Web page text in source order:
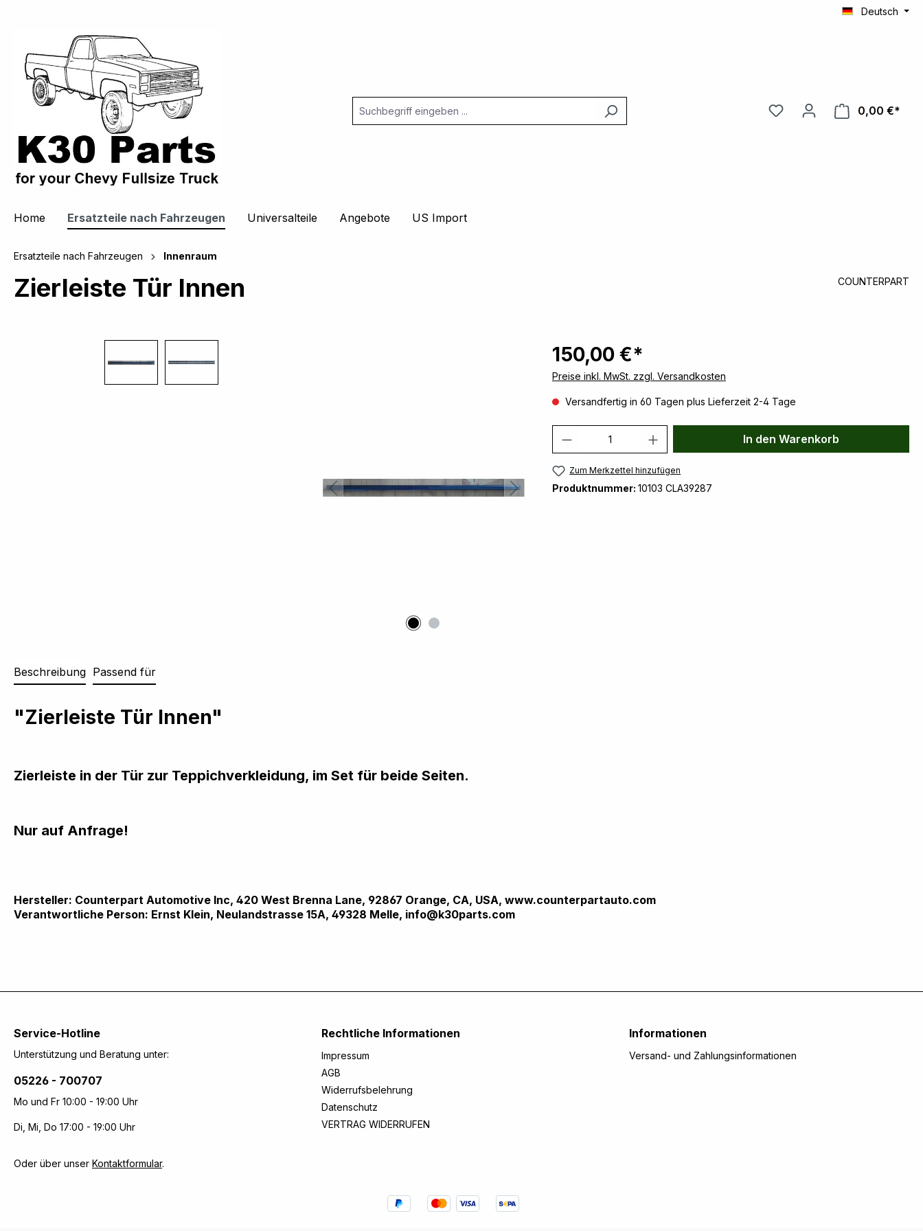
Deutsch
0,00 €*
Home Ersatzteile nach Fahrzeugen Universalteile Angebote US Import
Ersatzteile nach Fahrzeugen Innenraum
Zierleiste Tür Innen COUNTERPART
150,00 €*
Preise inkl. MwSt. zzgl. Versandkosten
Versandfertig in 60 Tagen plus Lieferzeit 2-4 Tage
Produkt Anzahl: Gib den gewünschten Wert
In den Warenkorb
Zum Merkzettel hinzufügen
Produktnummer: 10103 CLA39287
Beschreibung Passend für
"Zierleiste Tür Innen"
Zierleiste in der Tür zur Teppichverkleidung, im Set für beide Seiten.
Nur auf Anfrage!
Hersteller: Counterpart Automotive Inc, 420 West Brenna Lane, 92867 Orange, CA, USA, www.counterpartauto.com
Verantwortliche Person: Ernst Klein, Neulandstrasse 15A, 49328 Melle, info@k30parts.com
Service-Hotline
Unterstützung und Beratung unter:
05226 - 700707
Mo und Fr 10:00 - 19:00 Uhr
Di, Mi, Do 17:00 - 19:00 Uhr
Oder über unser Kontaktformular.
Rechtliche Informationen
Impressum
AGB
Widerrufsbelehrung
Datenschutz
VERTRAG WIDERRUFEN
Informationen
Versand- und Zahlungsinformationen